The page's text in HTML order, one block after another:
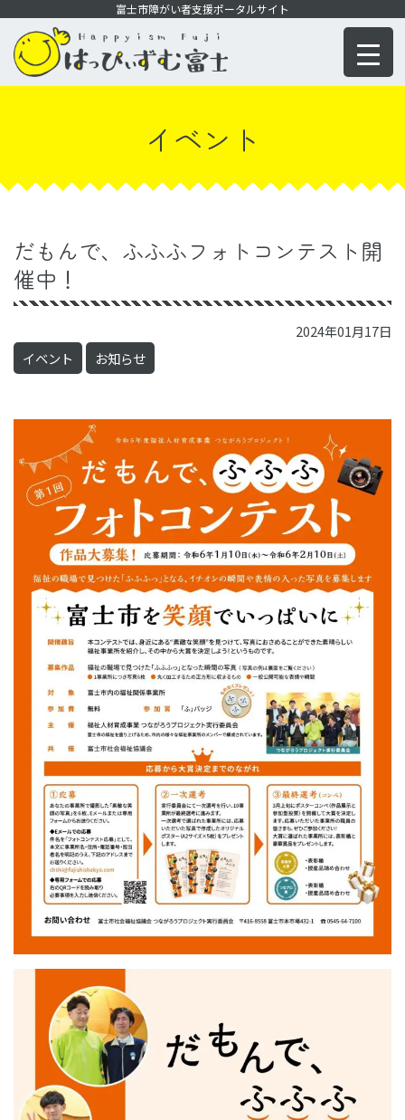
ン
動
富士市障がい者支援ポータルサイト
イベント
だもんで、ふふふフォトコンテスト開
催中！
2024年01月17日
イベント
お知らせ